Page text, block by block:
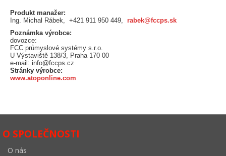
Produkt manažer:
Ing. Michal Rábek, +421 911 950 449, rabek@fccps.sk
Poznámka výrobce:
dovozce:
FCC průmyslové systémy s.r.o.
U Výstaviště 138/3, Praha 170 00
e-mail: info@fccps.cz
Stránky výrobce:
www.atoponline.com
O SPOLEČNOSTI
O nás